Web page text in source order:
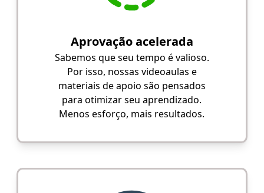
Aprovação acelerada
Sabemos que seu tempo é valioso.
Por isso, nossas videoaulas e
materiais de apoio são pensados
para otimizar seu aprendizado.
Menos esforço, mais resultados.